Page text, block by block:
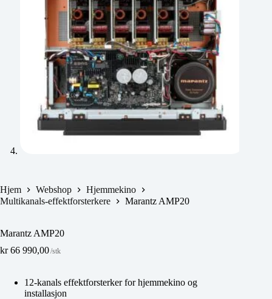
Hjem Webshop
Hjemmekino
Multikanals-effektforsterkere
Marantz AMP20
Marantz AMP20
kr66 990,00/stk
12‑kanals effektforsterker for hjemmekino og
installasjon